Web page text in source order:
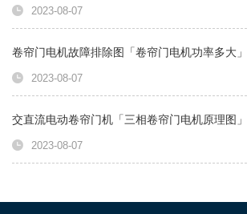
2023-08-07
卷帘门电机故障排除图「卷帘门电机功率多大」
2023-08-07
交直流电动卷帘门机「三相卷帘门电机原理图」
2023-08-07